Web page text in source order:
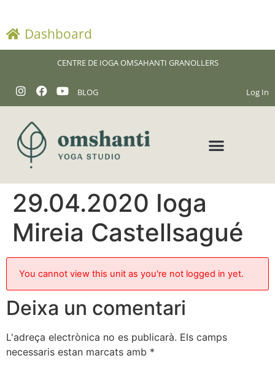
Dashboard
CENTRE DE IOGA OMSAHANTI GRANOLLERS
BLOG Log In
29.04.2020 Ioga
Mireia Castellsagué
You cannot view this unit as you're not logged in yet.
Deixa un comentari
L'adreça electrònica no es publicarà. Els camps
necessaris estan marcats amb *